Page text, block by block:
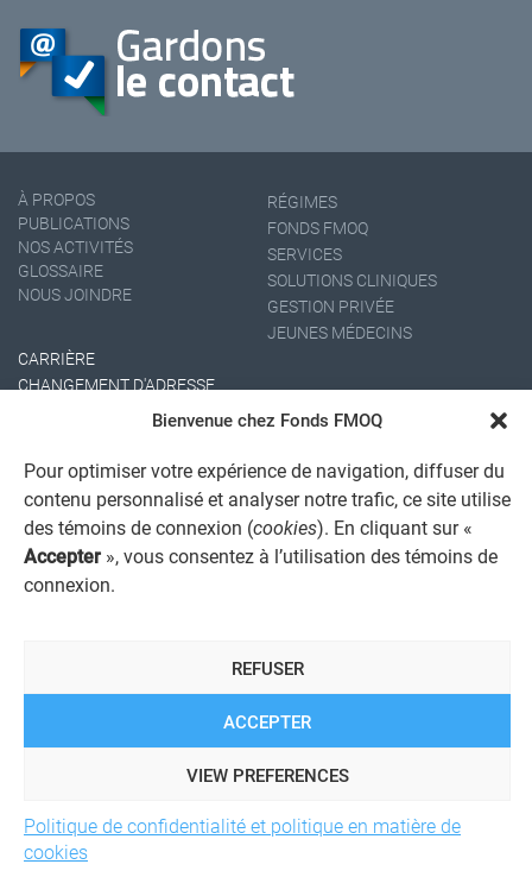
Bienvenue chez Fonds FMOQ
Pour optimiser votre expérience de navigation, diffuser du
contenu personnalisé et analyser notre trafic, ce site utilise
des témoins de connexion (cookies). En cliquant sur «
Accepter », vous consentez à l’utilisation des témoins de
connexion.
ACCEPTER
REFUSER
VIEW PREFERENCES
Politique de confidentialité et politique en matière de
cookies
À PROPOS
PUBLICATIONS
NOS ACTIVITÉS
GLOSSAIRE
NOUS JOINDRE
RÉGIMES
FONDS FMOQ
SERVICES
SOLUTIONS CLINIQUES
GESTION PRIVÉE
JEUNES MÉDECINS
CARRIÈRE
CHANGEMENT D'ADRESSE
AVIS JURIDIQUE GÉNÉRAL
POLITIQUE DE TRAITEMENT DES PLAINTES
REGISTRE DES CONFLITS D'INTÉRÊTS
© 2026 Société de services financiers Fonds FMOQ inc.
droits réservés.